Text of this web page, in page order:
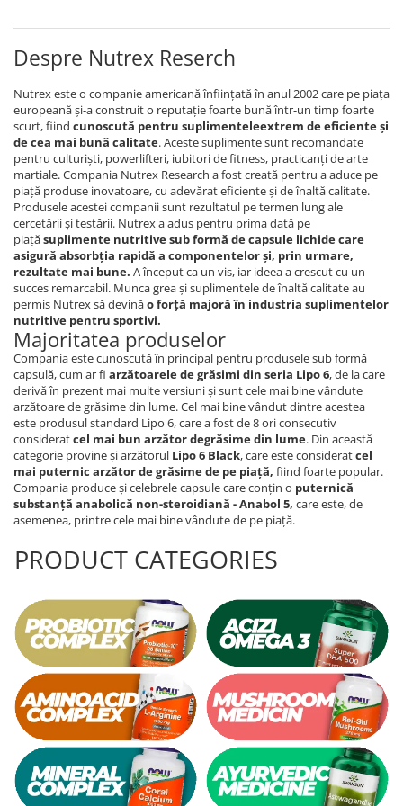
Rhodiola
Riboflavin (Vitamin B2)
Ribose
Rosemary
Rutin (Vitamin P)
Reishi Mushroom
Resveratrol
S
Saw Palmetto
Seleniu
Serrapeptase
Shiitake Mushroom
Silimarina Milk Thistle
Strontium
Sulforaphane (broccoli)
St. John's Wort
T
Thiamine (Vitamin B1)
Taurine
Tirozina
Tribulus
Triptofan
Turmeric (Curcumin)
U
Coconut Oil
Pumpkin Seed Oil
Slippery Elm
Stinging Nettle
Garlic
V
Valerian
Vitamin B12
Vitamin A
Despre Nutrex Reserch
Nutrex este o companie americană înființată în anul 2002 care pe piața
europeană și-a construit o reputație foarte bună într-un timp foarte
scurt, fiind cunoscută pentru suplimenteleextrem de eficiente și
de cea mai bună calitate. Aceste suplimente sunt recomandate
pentru culturiști, powerlifteri, iubitori de fitness, practicanți de arte
martiale. Compania Nutrex Research a fost creată pentru a aduce pe
piață produse inovatoare, cu adevărat eficiente și de înaltă calitate.
Produsele acestei companii sunt rezultatul pe termen lung ale
cercetării și testării. Nutrex a adus pentru prima dată pe
piațăsuplimente nutritive sub formă de capsule lichide care
asigură absorbția rapidă a componentelor și, prin urmare,
rezultate mai bune. A început ca un vis, iar ideea a crescut cu un
succes remarcabil. Munca grea și suplimentele de înaltă calitate au
permis Nutrex să devinăo forță majoră în industria suplimentelor
nutritive pentru sportivi.
Majoritatea produselor
Compania este cunoscută în principal pentru produsele sub formă
capsulă, cum ar fi arzătoarele de grăsimi din seria Lipo 6, de la care
derivă în prezent mai multe versiuni și sunt cele mai bine vândute
arzătoare de grăsime din lume. Cel mai bine vândut dintre acestea
este produsul standard Lipo 6, care a fost de 8 ori consecutiv
consideratcel mai bun arzător degrăsime din lume. Din această
categorie provine și arzătorul Lipo 6 Black, care este consideratcel
mai puternic arzător de grăsime de pe piață, fiind foarte popular.
Compania produce și celebrele capsule care conțin o puternică
substanță anabolică non-steroidiană - Anabol 5, care este, de
asemenea, printre cele mai bine vândute de pe piață.
PRODUCT CATEGORIES